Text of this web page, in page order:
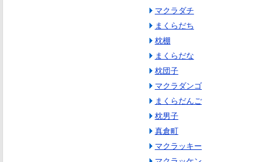
マクラダチ
まくらだち
枕棚
まくらだな
枕団子
マクラダンゴ
まくらだんご
枕男子
真倉町
マクラッキー